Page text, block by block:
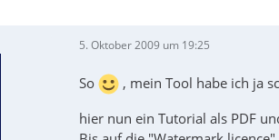
5. Oktober 2009 um 19:25
So
, mein Tool habe ich ja
hier nun ein Tutorial als PDF